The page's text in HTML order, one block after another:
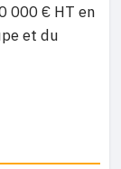
000 € HT en
et du